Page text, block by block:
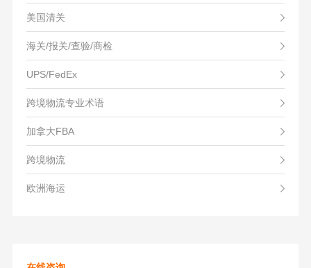
美国清关
海关/报关/查验/商检
UPS/FedEx
跨境物流专业术语
加拿大FBA
跨境物流
欧洲海运